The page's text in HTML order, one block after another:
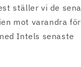
ställer vi de
mot varandra
Intels senaste